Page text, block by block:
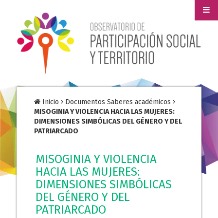
Inicio
Documentos Saberes académicos
MISOGINIA Y VIOLENCIA HACIA LAS MUJERES:
DIMENSIONES SIMBÓLICAS DEL GÉNERO Y DEL
PATRIARCADO
MISOGINIA Y VIOLENCIA
HACIA LAS MUJERES:
DIMENSIONES SIMBÓLICAS
DEL GÉNERO Y DEL
PATRIARCADO